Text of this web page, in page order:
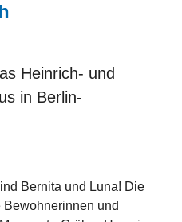
Heinrich- und
in Berlin-
Bernita und Luna! Die
und